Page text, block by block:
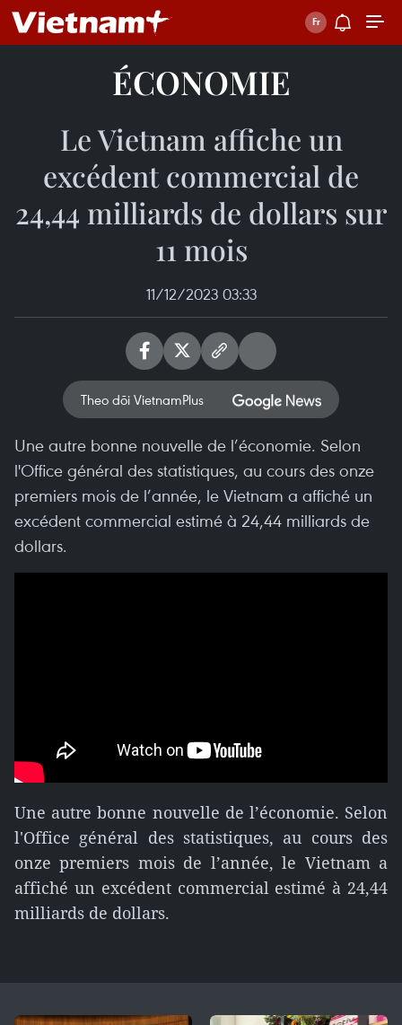
ÉCONOMIE
Le Vietnam affiche un
excédent commercial de
24,44 milliards de dollars sur
11 mois
11/12/2023 03:33
Theo dõi VietnamPlus
Une autre bonne nouvelle de l’économie. Selon
l'Office général des statistiques, au cours des onze
premiers mois de l’année, le Vietnam a affiché un
excédent commercial estimé à 24,44 milliards de
dollars.
Une autre bonne nouvelle de l’économie. Selon
l'Office général des statistiques, au cours des
onze premiers mois de l’année, le Vietnam a
affiché un excédent commercial estimé à 24,44
milliards de dollars.